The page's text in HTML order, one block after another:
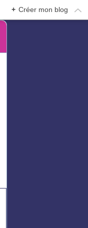
+ Créer mon blog